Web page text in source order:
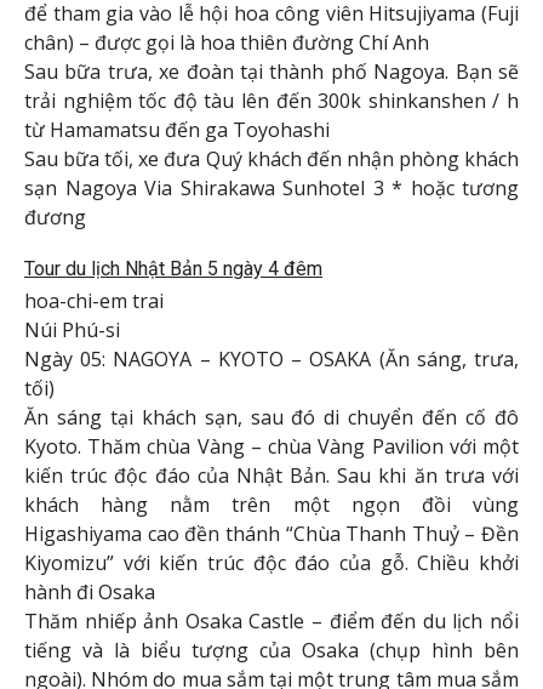
để tham gia vào lễ hội hoa công viên Hitsujiyama (Fuji
chân) – được gọi là hoa thiên đường Chí Anh
Sau bữa trưa, xe đoàn tại thành phố Nagoya. Bạn sẽ
trải nghiệm tốc độ tàu lên đến 300k shinkanshen / h
từ Hamamatsu đến ga Toyohashi
Sau bữa tối, xe đưa Quý khách đến nhận phòng khách
sạn Nagoya Via Shirakawa Sunhotel 3 * hoặc tương
đương
Tour du lịch Nhật Bản 5 ngày 4 đêm
hoa-chi-em trai
Núi Phú-si
Ngày 05: NAGOYA – KYOTO – OSAKA (Ăn sáng, trưa,
tối)
Ăn sáng tại khách sạn, sau đó di chuyển đến cố đô
Kyoto. Thăm chùa Vàng – chùa Vàng Pavilion với một
kiến ​​trúc độc đáo của Nhật Bản. Sau khi ăn trưa với
khách hàng nằm trên một ngọn đồi vùng
Higashiyama cao đền thánh “Chùa Thanh Thuỷ – Đền
Kiyomizu” với kiến ​​trúc độc đáo của gỗ. Chiều khởi
hành đi Osaka
Thăm nhiếp ảnh Osaka Castle – điểm đến du lịch nổi
tiếng và là biểu tượng của Osaka (chụp hình bên
ngoài). Nhóm do mua sắm tại một trung tâm mua sắm